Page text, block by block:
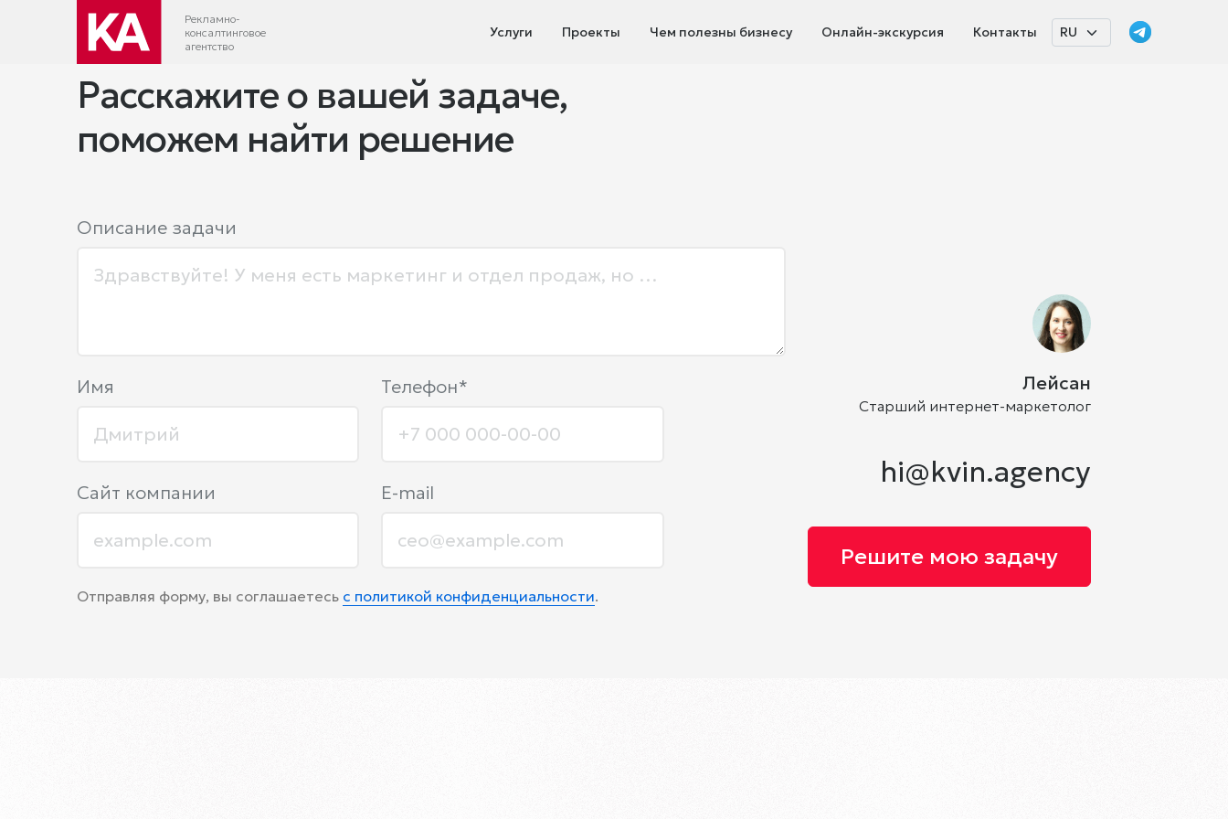
Рекламно-
консалтинговое
агентство
Услуги Проекты Чем полезны бизнесу Онлайн-экскурсия Контакты
Расскажите о вашей задаче,
поможем найти решение
Описание задачи
Имя Телефон*
Сайт компании E-mail
Отправляя форму, вы соглашаетесь с политикой конфиденциальности.
Лейсан
Старший интернет-маркетолог
hi@kvin.agency
Решите мою задачу